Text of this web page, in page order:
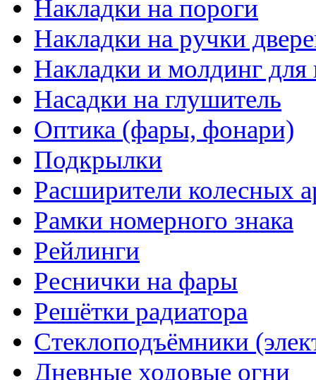
Накладки на пороги
Накладки на ручки
Накладки и молдинг для
Насадки на глушитель
Оптика (фары, фонари)
Подкрылки
Расширители колесных
Рамки номерного знака
Рейлинги
Реснички на фары
Решётки радиатора
Стеклоподъёмники
Дневные ходовые огни